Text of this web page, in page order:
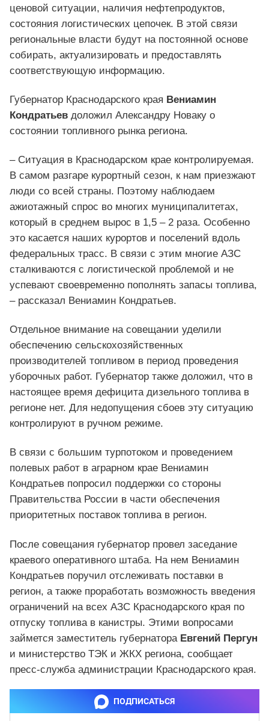
ценовой ситуации, наличия нефтепродуктов,
состояния логистических цепочек. В этой связи
региональные власти будут на постоянной основе
собирать, актуализировать и предоставлять
соответствующую информацию.
Губернатор Краснодарского края Вениамин
Кондратьев доложил Александру Новаку о
состоянии топливного рынка региона.
– Ситуация в Краснодарском крае контролируемая.
В самом разгаре курортный сезон, к нам приезжают
люди со всей страны. Поэтому наблюдаем
ажиотажный спрос во многих муниципалитетах,
который в среднем вырос в 1,5 – 2 раза. Особенно
это касается наших курортов и поселений вдоль
федеральных трасс. В связи с этим многие АЗС
сталкиваются с логистической проблемой и не
успевают своевременно пополнять запасы топлива,
– рассказал Вениамин Кондратьев.
Отдельное внимание на совещании уделили
обеспечению сельскохозяйственных
производителей топливом в период проведения
уборочных работ. Губернатор также доложил, что в
настоящее время дефицита дизельного топлива в
регионе нет. Для недопущения сбоев эту ситуацию
контролируют в ручном режиме.
В связи с большим турпотоком и проведением
полевых работ в аграрном крае Вениамин
Кондратьев попросил поддержки со стороны
Правительства России в части обеспечения
приоритетных поставок топлива в регион.
После совещания губернатор провел заседание
краевого оперативного штаба. На нем Вениамин
Кондратьев поручил отслеживать поставки в
регион, а также проработать возможность введения
ограничений на всех АЗС Краснодарского края по
отпуску топлива в канистры. Этими вопросами
займется заместитель губернатора Евгений Пергун
и министерство ТЭК и ЖКХ региона, сообщает
пресс-служба администрации Краснодарского края.
ПОДПИСАТЬСЯ